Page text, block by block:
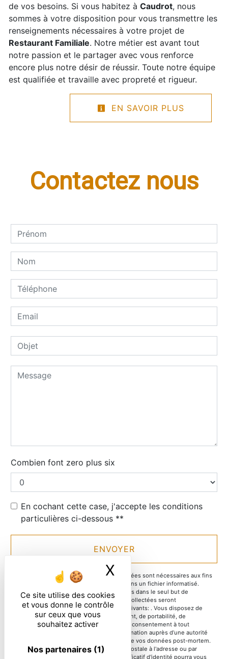
Ce site utilise des cookies
et vous donne le contrôle
sur ceux que vous
souhaitez activer
Nos partenaires (1)
X Masquer le
de vos besoins. Si vous habitez à Caudrot, nous
sommes à votre disposition pour vous transmettre les
renseignements nécessaires à votre projet de
Restaurant Familiale. Notre métier est avant tout
notre passion et le partager avec vous renforce
encore plus notre désir de réussir. Toute notre équipe
est qualifiée et travaille avec propreté et rigueur.
EN SAVOIR PLUS
Contactez nous
Combien font zero plus six
En cochant cette case, j'accepte les conditions
particulières ci-dessous **
ENVOYER
** Les données personnelles communiquées sont nécessaires aux fins
de vous contacter et sont enregistrées dans un fichier informatisé.
Elles sont destinées à et ses sous-traitants dans le seul but de
répondre à votre message. Les données collectées seront
communiquées aux seuls destinataires suivants: . Vous disposez de
droits d’accès, de rectification, d’effacement, de portabilité, de
limitation, d’opposition, de retrait de votre consentement à tout
moment et du droit d’introduire une réclamation auprès d’une autorité
de contrôle, ainsi que d’organiser le sort de vos données post-mortem.
Vous pouvez exercer ces droits par voie postale à l'adresse ou par
courrier électronique à l'adresse . Un justificatif d'identité pourra vous